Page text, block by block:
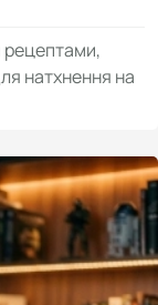
рецептами,
натхнення на